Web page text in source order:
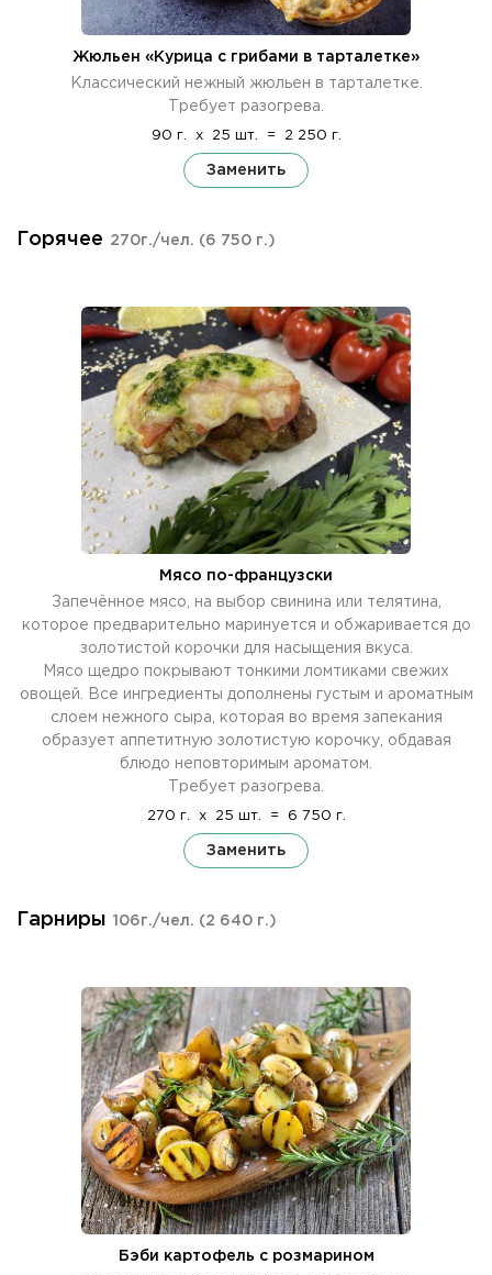
Жюльен «Курица с грибами в тарталетке»
Классический нежный жюльен в тарталетке.
Требует разогрева.
90 г. x 25 шт. = 2 250 г.
Заменить
Горячее 270г./чел. (6 750 г.)
Мясо по-французски
Запечённое мясо, на выбор свинина или телятина,
которое предварительно маринуется и обжаривается до
золотистой корочки для насыщения вкуса.
Мясо щедро покрывают тонкими ломтиками свежих
овощей. Все ингредиенты дополнены густым и ароматным
слоем нежного сыра, которая во время запекания
образует аппетитную золотистую корочку, обдавая
блюдо неповторимым ароматом.
Требует разогрева.
270 г. x 25 шт. = 6 750 г.
Заменить
Гарниры 106г./чел. (2 640 г.)
Бэби картофель с розмарином